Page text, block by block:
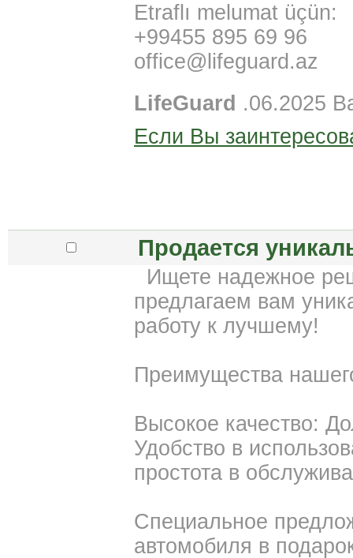
Etraflı melumat üçün:
+99455 895 69 96
office@lifeguard.az
LifeGuard .06.2025
Если Вы
Продается
Ищете надежное
предлагаем вам
работу к лучшему!
Преимущества
Высокое качество:
Удобство в
простота в
Специальное
автомобиля в